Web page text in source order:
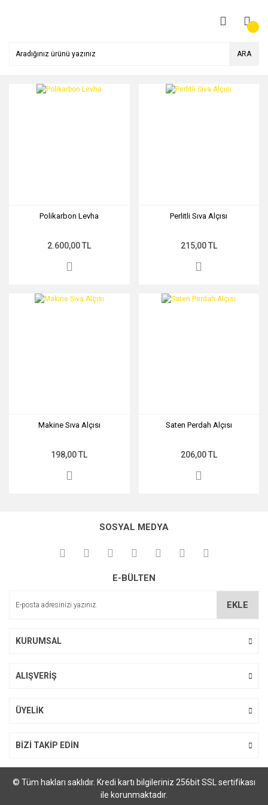
ARA
Polikarbon Levha
2.600,00 TL
Perlitli Sıva Alçısı
215,00 TL
Makine Sıva Alçısı
198,00 TL
Saten Perdah Alçısı
206,00 TL
SOSYAL MEDYA
E-BÜLTEN
EKLE
KURUMSAL
ALIŞVERİŞ
ÜYELİK
BİZİ TAKİP EDİN
© Tüm hakları saklıdır. Kredi kartı bilgileriniz 256bit SSL sertifikası
ile korunmaktadır.